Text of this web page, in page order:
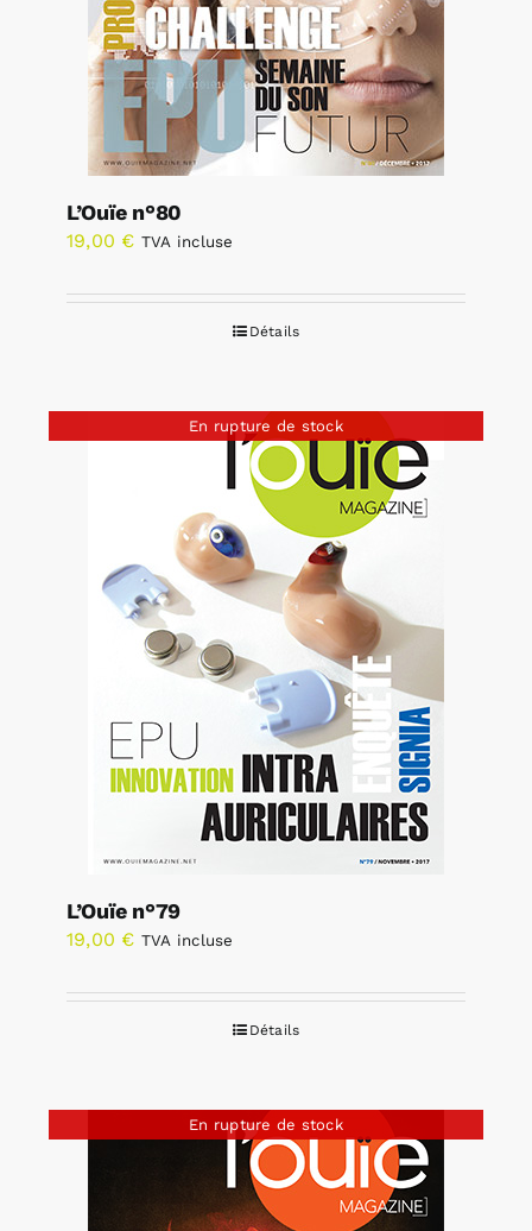
L’Ouïe n°80
19,00 € TVA incluse
Détails
En rupture de stock
L’Ouïe n°79
19,00 € TVA incluse
Détails
En rupture de stock